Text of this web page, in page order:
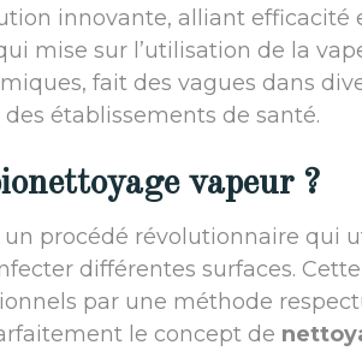
innovante, alliant efficacité
mise sur l’utilisation de la
fait des vagues dans
établissements de santé.
vapeur ?
un procédé révolutionnaire qui
différentes surfaces.
par une méthode
le concept de